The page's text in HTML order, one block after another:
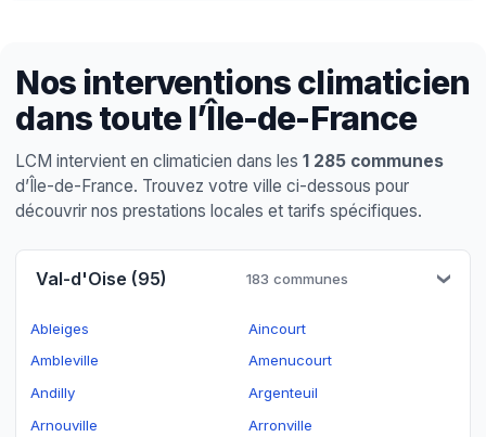
Nos interventions climaticien
dans toute l’Île-de-France
LCM intervient en climaticien dans les1 285 communes
d’Île-de-France. Trouvez votre ville ci-dessous pour
découvrir nos prestations locales et tarifs spécifiques.
Val-d'Oise (95) 183 communes
Ableiges
Aincourt
Ambleville
Amenucourt
Andilly
Argenteuil
Arnouville
Arronville